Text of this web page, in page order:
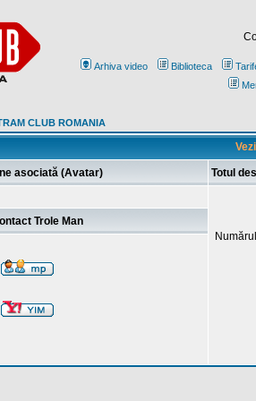
Arhiva video Biblioteca
CLUB ROMANIA
asociată (Avatar) Totul
Trole Man